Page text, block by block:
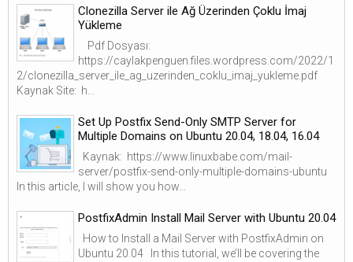
Clonezilla Server ile Ağ Üzerinden Çoklu İmaj
Yükleme
Pdf Dosyası:
https://caylakpenguen.files.wordpress.com/2022/1
2/clonezilla_server_ile_ag_uzerinden_coklu_imaj_yukleme.pdf
Kaynak Site: h...
Set Up Postfix Send-Only SMTP Server for
Multiple Domains on Ubuntu 20.04, 18.04, 16.04
Kaynak: https://www.linuxbabe.com/mail-
server/postfix-send-only-multiple-domains-ubuntu
In this article, I will show you how...
PostfixAdmin Install Mail Server with Ubuntu 20.04
How to Install a Mail Server with PostfixAdmin on
Ubuntu 20.04 In this tutorial, we’ll be covering the